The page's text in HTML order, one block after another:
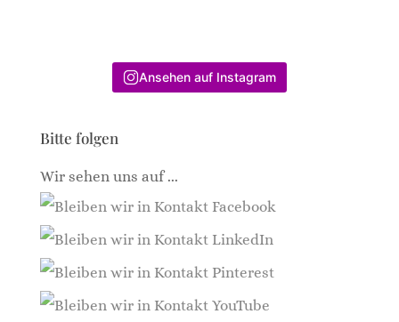
Ansehen auf Instagram
Bitte folgen
Wir sehen uns auf ...